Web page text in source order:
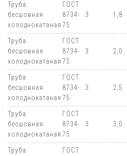
Труба
бесшовная
холоднокатаная
ГОСТ
8734-
75
3 1,8
Труба
бесшовная
холоднокатаная
ГОСТ
8734-
75
3 2,0
Труба
бесшовная
холоднокатаная
ГОСТ
8734-
75
3 2,5
Труба
бесшовная
холоднокатаная
ГОСТ
8734-
75
3 3,0
Труба
ГОСТ